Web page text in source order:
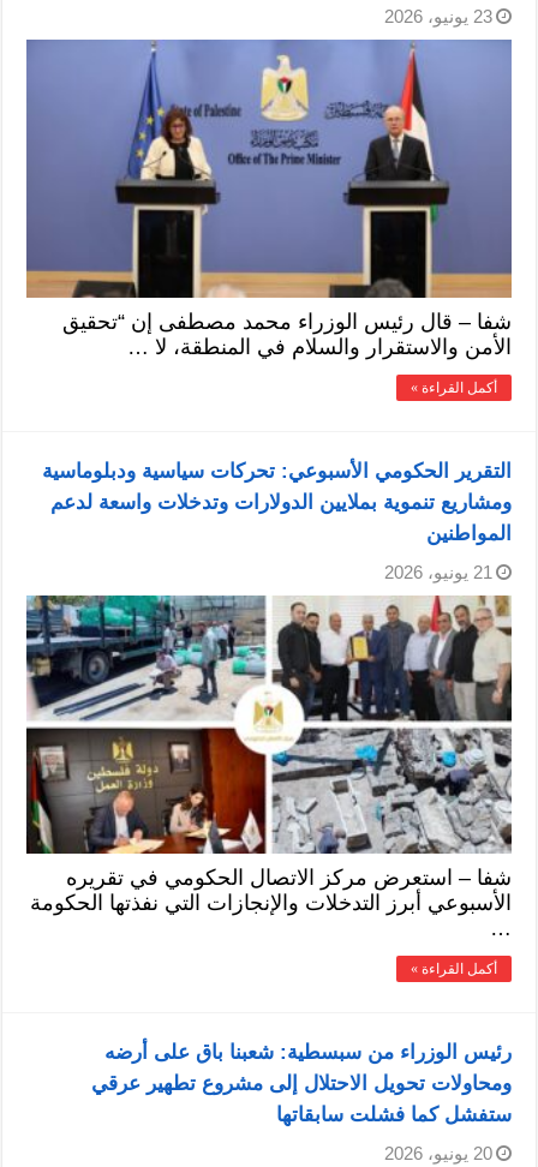
23 يونيو، 2026
شفا – قال رئيس الوزراء محمد مصطفى إن “تحقيق
الأمن والاستقرار والسلام في المنطقة، لا …
أكمل القراءة »
التقرير الحكومي الأسبوعي: تحركات سياسية ودبلوماسية
ومشاريع تنموية بملايين الدولارات وتدخلات واسعة لدعم
المواطنين
21 يونيو، 2026
شفا – استعرض مركز الاتصال الحكومي في تقريره
الأسبوعي أبرز التدخلات والإنجازات التي نفذتها الحكومة
…
أكمل القراءة »
رئيس الوزراء من سبسطية: شعبنا باق على أرضه
ومحاولات تحويل الاحتلال إلى مشروع تطهير عرقي
ستفشل كما فشلت سابقاتها
20 يونيو، 2026